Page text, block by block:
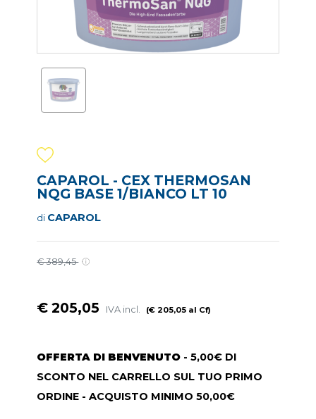
CAPAROL - CEX THERMOSAN
NQG BASE 1/BIANCO LT 10
di CAPAROL
€ 389,45
€ 205,05 IVA incl. (€ 205,05 al Cf)
OFFERTA DI BENVENUTO - 5,00€ DI
SCONTO NEL CARRELLO SUL TUO PRIMO
ORDINE - ACQUISTO MINIMO 50,00€